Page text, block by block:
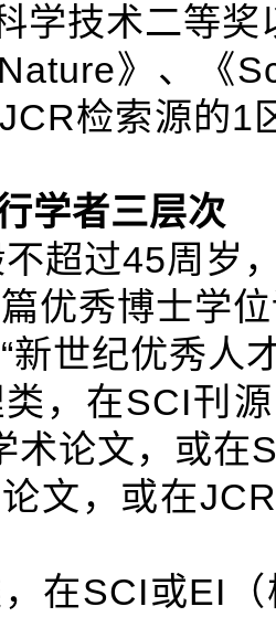
学技术二等
》、《
检索源的1
学者三层次
超过45周岁
优秀博士学
新世纪优秀人
，在SCI刊
术论文，或在
文，或在
在SCI或EI